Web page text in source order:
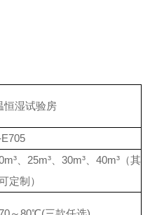
恒湿试验房
、25m³、30m³、40m³（其
定制）